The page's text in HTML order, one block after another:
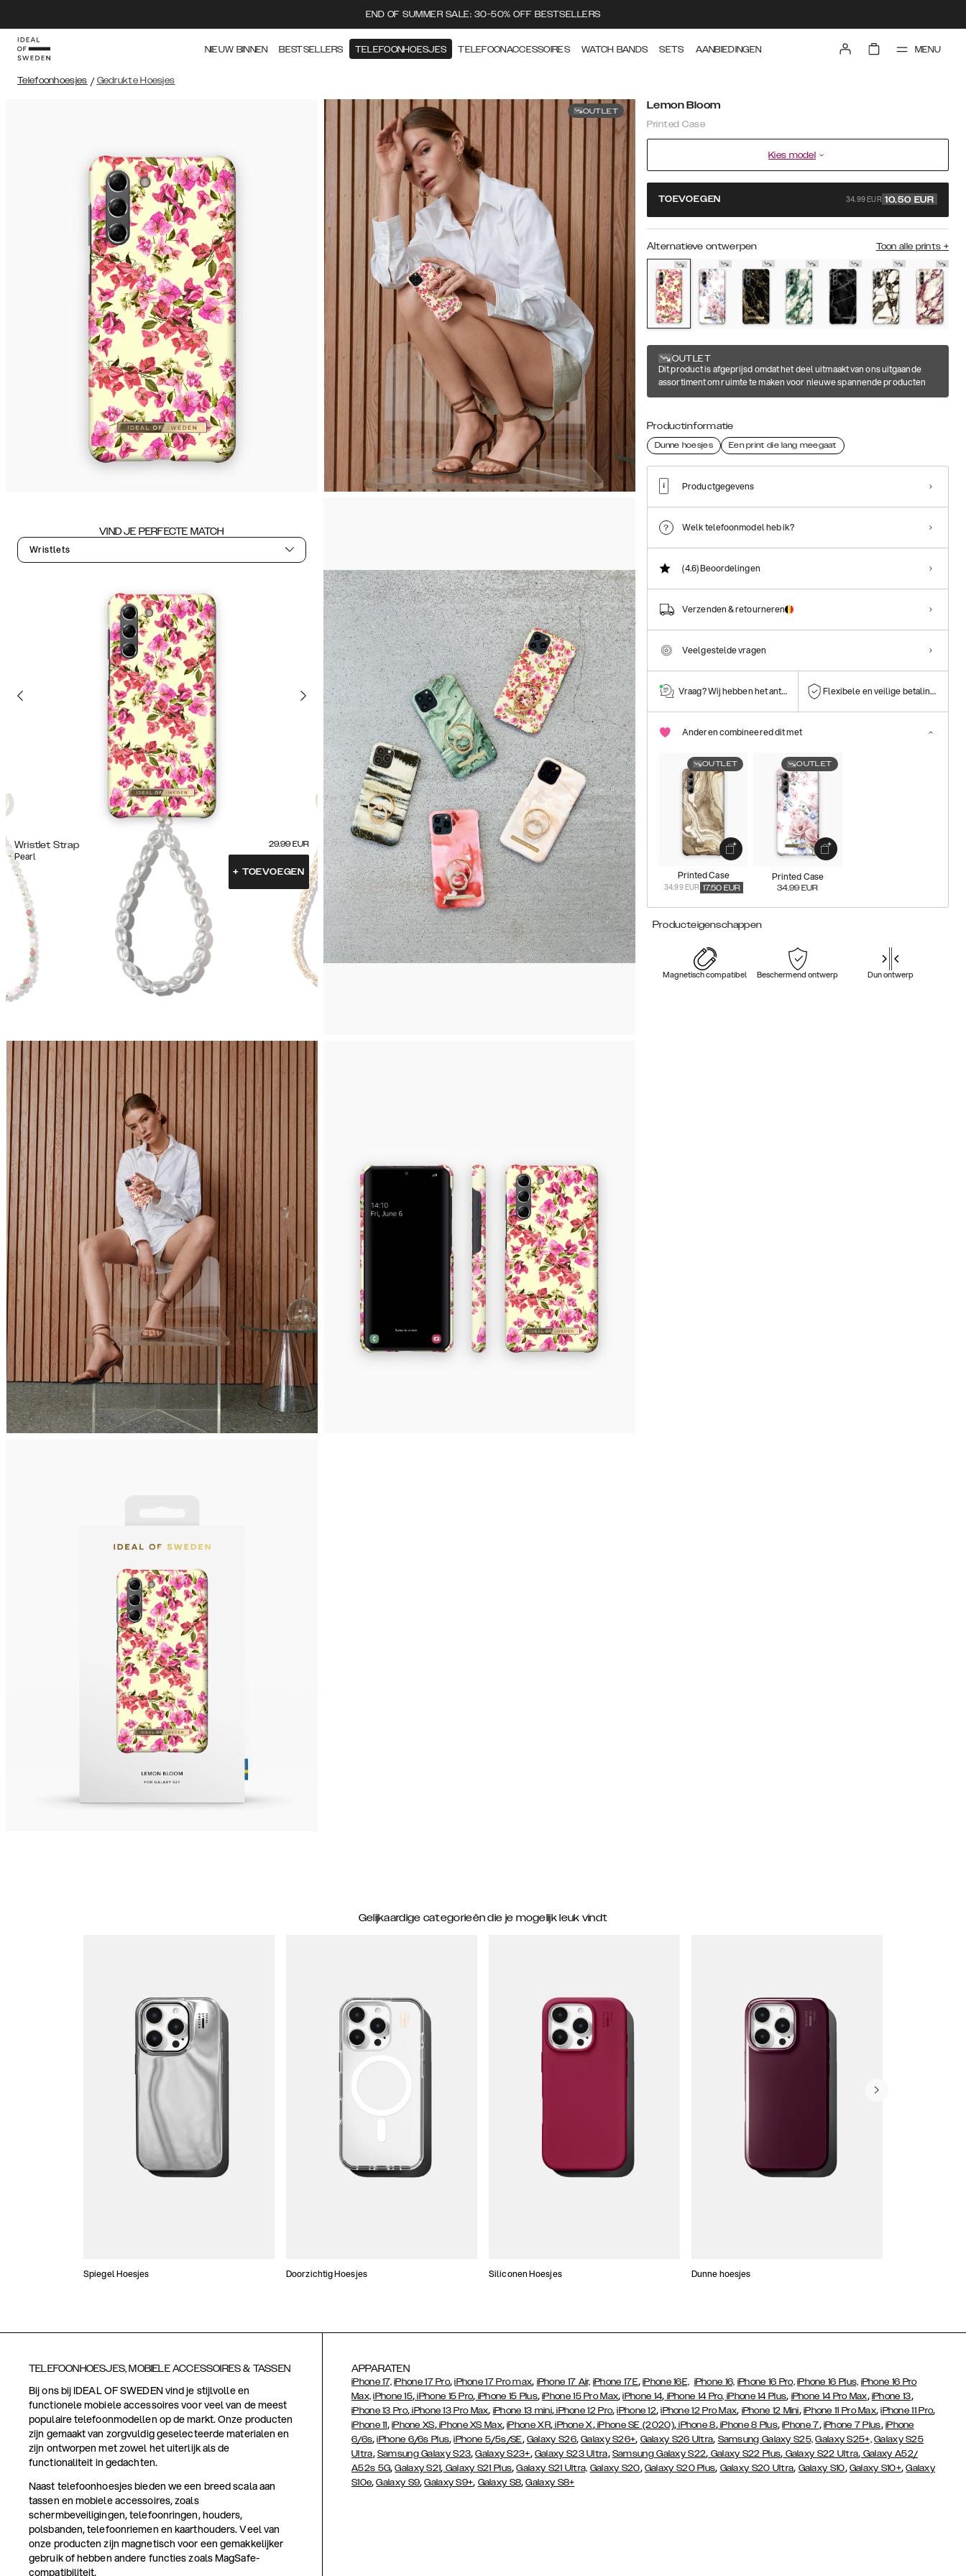
END OF SUMMER SALE: 30-50% OFF BESTSELLERS
NIEUW BINNEN BESTSELLERS TELEFOONHOESJES TELEFOONACCESSOIRES WATCH BANDS SETS AANBIEDINGEN MENU
Telefoonhoesjes / Gedrukte Hoesjes
OUTLET
VIND JE PERFECTE MATCH
Wristlets
Wristlet Strap
Pearl
29.99 EUR
+ TOEVOEGEN
Lemon Bloom
Printed Case
Kies model
TOEVOEGEN 34.99 EUR 10.50 EUR
Alternatieve ontwerpen Toon alle prints +
OUTLET
Dit product is afgeprijsd omdat het deel uitmaakt van ons uitgaande
assortiment om ruimte te maken voor nieuwe spannende producten
Productinformatie
Dunne hoesjes Een print die lang meegaat
Productgegevens
Welk telefoonmodel heb ik?
(4.6)Beoordelingen
Verzenden & retourneren
Veelgestelde vragen
Vraag? Wij hebben het antwoord! Flexibele en veilige betalingen
Anderen combineered dit met
OUTLET
Printed Case
34.99 EUR 17.50 EUR
OUTLET
Printed Case
34.99 EUR
Producteigenschappen
Magnetisch compatibel Beschermend ontwerp Dun ontwerp
Gelijkaardige categorieën die je mogelijk leuk vindt
Spiegel Hoesjes Doorzichtig Hoesjes Siliconen Hoesjes Dunne hoesjes
TELEFOONHOESJES, MOBIELE ACCESSOIRES & TASSEN
Bij ons bij IDEAL OF SWEDEN vind je stijlvolle en
functionele mobiele accessoires voor veel van de meest
populaire telefoonmodellen op de markt. Onze producten
zijn gemaakt van zorgvuldig geselecteerde materialen en
zijn ontworpen met zowel het uiterlijk als de
functionaliteit in gedachten.
Naast telefoonhoesjes bieden we een breed scala aan
tassen en mobiele accessoires, zoals
schermbeveiligingen, telefoonringen, houders,
polsbanden, telefoonriemen en kaarthouders. Veel van
onze producten zijn magnetisch voor een gemakkelijker
gebruik of hebben andere functies zoals MagSafe-
compatibiliteit.
APPARATEN
iPhone 17, iPhone 17 Pro,iPhone 17 Pro max, iPhone 17 Air, iPhone 17E,iPhone 16E, iPhone 16, iPhone 16 Pro, iPhone 16 Plus, iPhone 16 Pro
Max, iPhone 15, iPhone 15 Pro, iPhone 15 Plus,iPhone 15 Pro Max,iPhone 14, iPhone 14 Pro, iPhone 14 Plus, iPhone 14 Pro Max, iPhone 13,
iPhone 13 Pro, iPhone 13 Pro Max, iPhone 13 mini,iPhone 12 Pro,iPhone 12,iPhone 12 Pro Max, iPhone 12 Mini, iPhone 11 Pro Max,iPhone 11 Pro,
iPhone 11, iPhone XS,iPhone XS Max,iPhone XR,iPhone X,iPhone SE (2020),iPhone 8,iPhone 8 Plus,iPhone 7, iPhone 7 Plus, iPhone
6/6s,iPhone 6/6s Plus,iPhone 5/5s/SE, Galaxy S26,Galaxy S26+, Galaxy S26 Ultra, Samsung Galaxy S25, Galaxy S25+, Galaxy S25
Ultra, Samsung Galaxy S23,Galaxy S23+, Galaxy S23 Ultra, Samsung Galaxy S22, Galaxy S22 Plus, Galaxy S22 Ultra, Galaxy A52/
A52s 5G,Galaxy S21, Galaxy S21 Plus,Galaxy S21 Ultra, Galaxy S20, Galaxy S20 Plus, Galaxy S20 Ultra, Galaxy S10, Galaxy S10+,Galaxy
S10e,Galaxy S9,Galaxy S9+, Galaxy S8,Galaxy S8+